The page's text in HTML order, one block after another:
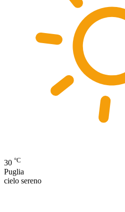
30 °C
Puglia
cielo sereno